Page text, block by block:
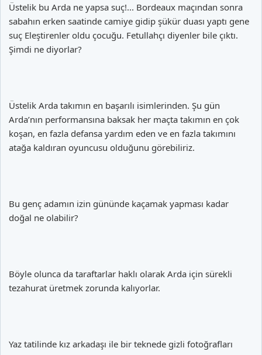
Üstelik bu Arda ne yapsa suç!... Bordeaux maçından sonra
sabahın erken saatinde camiye gidip şükür duası yaptı gene
suç Eleştirenler oldu çocuğu. Fetullahçı diyenler bile çıktı.
Şimdi ne diyorlar?
Üstelik Arda takımın en başarılı isimlerinden. Şu gün
Arda’nın performansına baksak her maçta takımın en çok
koşan, en fazla defansa yardım eden ve en fazla takımını
atağa kaldıran oyuncusu olduğunu görebiliriz.
Bu genç adamın izin gününde kaçamak yapması kadar
doğal ne olabilir?
Böyle olunca da taraftarlar haklı olarak Arda için sürekli
tezahurat üretmek zorunda kalıyorlar.
Yaz tatilinde kız arkadaşı ile bir teknede gizli fotoğrafları